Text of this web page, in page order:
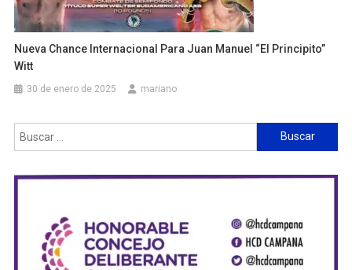
Nueva Chance Internacional Para Juan Manuel “el Principito”
Witt
30 de enero de 2025 mariano
Buscar: